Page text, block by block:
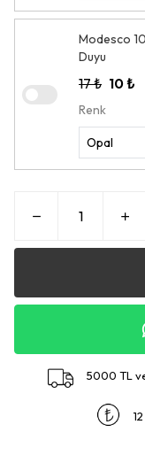
Modesco
Duyu
17 ₺ 10 ₺
Renk
5000 TL